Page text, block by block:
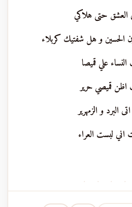
العشق حتى هلاكي
الحسين و هل شفتيك كربلاء
علي قميصا
قميصي حرير
البرد و الزمهرير
لبست العراء
· · · ·